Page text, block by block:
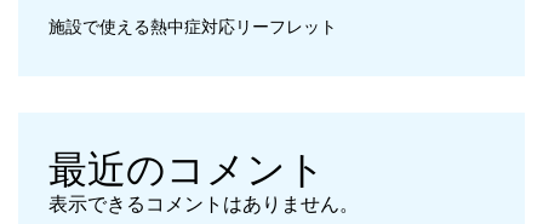
施設で使える熱中症対応リーフレット
最近のコメント
表示できるコメントはありません。